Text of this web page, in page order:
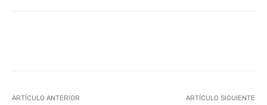
ARTÍCULO ANTERIOR ARTÍCULO SIGUIENTE